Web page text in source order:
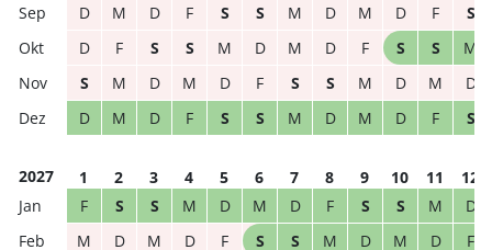
D
M D F S S M D M D F
S
D
F S S M D M D F S S
M
S
M D M D F S S M D M
D
D
M D F S S M D M D F S
2027 1 2 3 4 5 6 7 8 9 10 11
12
F
S S M D M D F S S M
D
M
D M D F S S M D M D
F